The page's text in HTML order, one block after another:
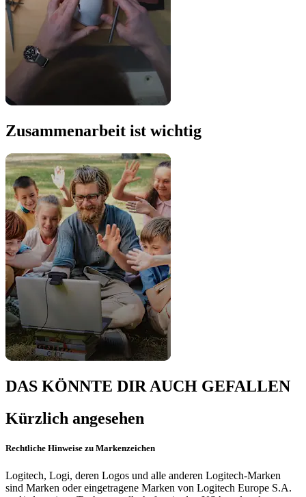
Zusammenarbeit ist wichtig
DAS KÖNNTE DIR AUCH GEFALLEN
Kürzlich angesehen
Rechtliche Hinweise zu Markenzeichen
Logitech, Logi, deren Logos und alle anderen Logitech-Marken
sind Marken oder eingetragene Marken von Logitech Europe S.A.